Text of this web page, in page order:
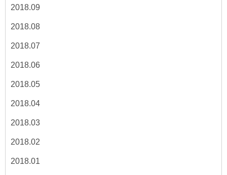
2018.09
2018.08
2018.07
2018.06
2018.05
2018.04
2018.03
2018.02
2018.01